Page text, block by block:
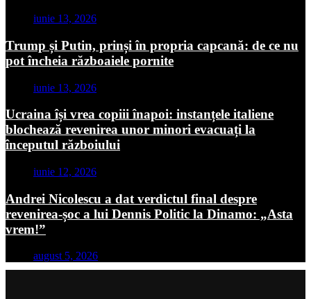
iunie 13, 2026
Trump și Putin, prinși în propria capcană: de ce nu
pot încheia războaiele pornite
iunie 13, 2026
Ucraina își vrea copiii înapoi: instanțele italiene
blochează revenirea unor minori evacuați la
începutul războiului
iunie 12, 2026
Andrei Nicolescu a dat verdictul final despre
revenirea-șoc a lui Dennis Politic la Dinamo: „Asta
vrem!”
august 5, 2026